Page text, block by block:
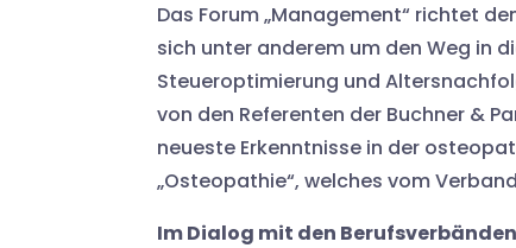
Das Forum „Management“ richtet
sich unter anderem um den Weg in
Steueroptimierung und
von den Referenten der Buchner &
neueste Erkenntnisse in der
„Osteopathie“, welches vom
Im Dialog mit den Berufsverbänden